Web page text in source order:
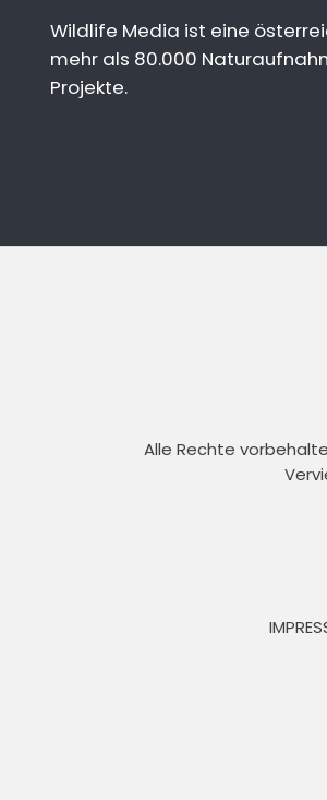
Wildlife Media ist eine
mehr als 80.000
Projekte.
Alle Rechte